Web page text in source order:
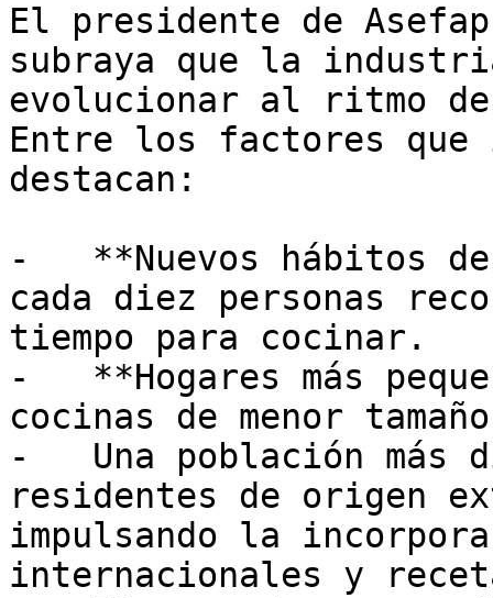
El presidente de
subraya que la
evolucionar al ritmo
Entre los factores que
destacan:
-   **Nuevos hábitos
cada diez personas
tiempo para cocinar.
-   **Hogares más
cocinas de menor
-   Una población más
residentes de origen
impulsando la
internacionales y